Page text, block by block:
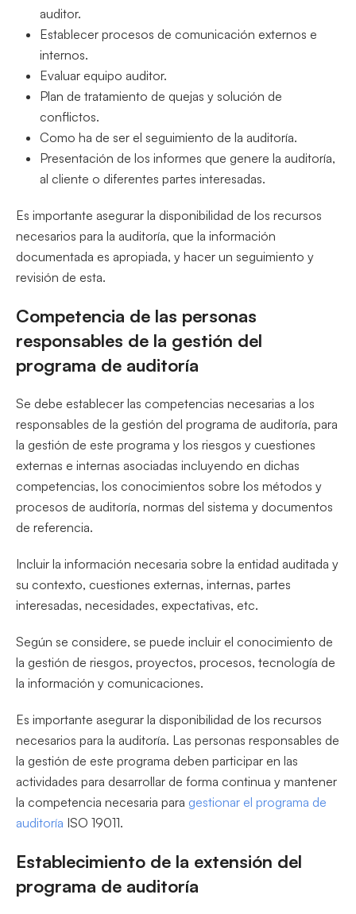
auditor.
Establecer procesos de comunicación externos e
internos.
Evaluar equipo auditor.
Plan de tratamiento de quejas y solución de
conflictos.
Como ha de ser el seguimiento de la auditoría.
Presentación de los informes que genere la auditoría,
al cliente o diferentes partes interesadas.
Es importante asegurar la disponibilidad de los recursos
necesarios para la auditoría, que la información
documentada es apropiada, y hacer un seguimiento y
revisión de esta.
Competencia de las personas
responsables de la gestión del
programa de auditoría
Se debe establecer las competencias necesarias a los
responsables de la gestión del programa de auditoría, para
la gestión de este programa y los riesgos y cuestiones
externas e internas asociadas incluyendo en dichas
competencias, los conocimientos sobre los métodos y
procesos de auditoría, normas del sistema y documentos
de referencia.
Incluir la información necesaria sobre la entidad auditada y
su contexto, cuestiones externas, internas, partes
interesadas, necesidades, expectativas, etc.
Según se considere, se puede incluir el conocimiento de
la gestión de riesgos, proyectos, procesos, tecnología de
la información y comunicaciones.
Es importante asegurar la disponibilidad de los recursos
necesarios para la auditoría. Las personas responsables de
la gestión de este programa deben participar en las
actividades para desarrollar de forma continua y mantener
la competencia necesaria para gestionar el programa de
auditoría ISO 19011.
Establecimiento de la extensión del
programa de auditoría